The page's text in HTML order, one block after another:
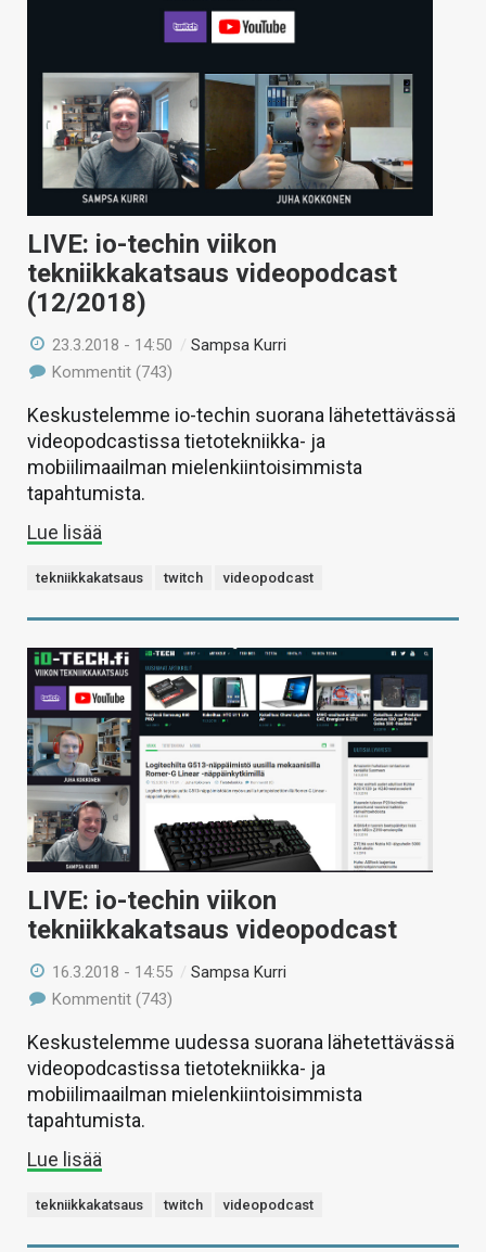
LIVE: io-techin viikon
tekniikkakatsaus videopodcast
(12/2018)
23.3.2018 - 14:50 /Sampsa Kurri
Kommentit (743)
Keskustelemme io-techin suorana lähetettävässä
videopodcastissa tietotekniikka- ja
mobiilimaailman mielenkiintoisimmista
tapahtumista.
Lue lisää
tekniikkakatsaus twitch videopodcast
LIVE: io-techin viikon
tekniikkakatsaus videopodcast
16.3.2018 - 14:55 /Sampsa Kurri
Kommentit (743)
Keskustelemme uudessa suorana lähetettävässä
videopodcastissa tietotekniikka- ja
mobiilimaailman mielenkiintoisimmista
tapahtumista.
Lue lisää
tekniikkakatsaus twitch videopodcast